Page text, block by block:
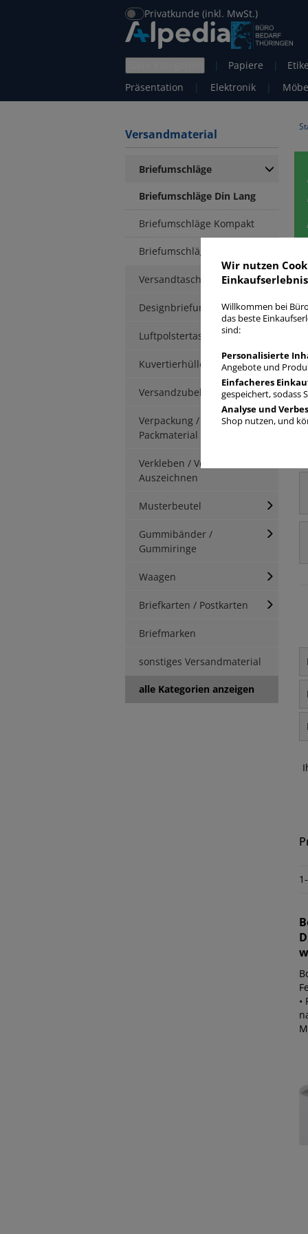
Privatkunde (inkl. MwSt.)
| Papiere |
Präsentation
| Elektronik |
Versandmaterial
Briefumschläge
Briefumschläge Din Lang
Briefumschläge Kompakt
Briefumschläge C6
Versandtaschen
Designbriefumschläge
Luftpolstertaschen
Kuvertierhüllen
Versandzubehör
Verpackung / Kartonage /
Packmaterial
Verkleben / Verschnüren /
Auszeichnen
Musterbeutel
Gummibänder /
Gummiringe
Waagen
Briefkarten / Postkarten
Briefmarken
sonstiges Versandmaterial
alle Kategorien anzeigen
•
Wir nutzen
Willkommen bei
das beste
sind:
Personalisierte
Angebote und
Einfacheres
gespeichert, sodass
Analyse und
Shop nutzen, und